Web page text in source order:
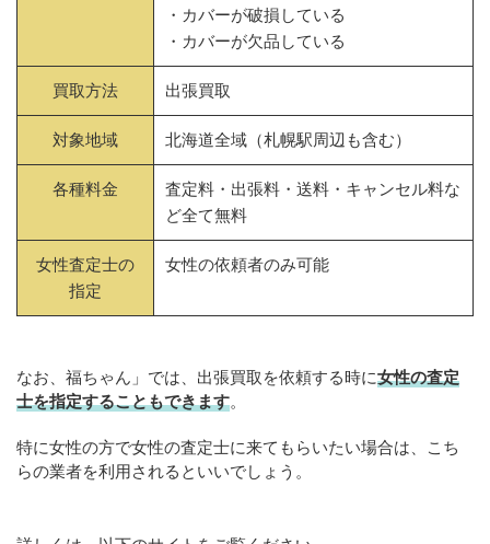
・カバーが破損している
・カバーが欠品している
買取方法 出張買取
対象地域 北海道全域（札幌駅周辺も含む）
各種料金
査定料・出張料・送料・キャンセル料な
ど全て無料
女性査定士の
指定
女性の依頼者のみ可能
なお、福ちゃん」では、出張買取を依頼する時に女性の査定
士を指定することもできます。
特に女性の方で女性の査定士に来てもらいたい場合は、こち
らの業者を利用されるといいでしょう。